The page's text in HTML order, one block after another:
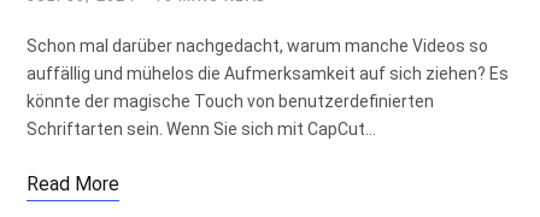
Schon mal darüber nachgedacht, warum manche Videos so
auffällig und mühelos die Aufmerksamkeit auf sich ziehen? Es
könnte der magische Touch von benutzerdefinierten
Schriftarten sein. Wenn Sie sich mit CapCut…
Read More